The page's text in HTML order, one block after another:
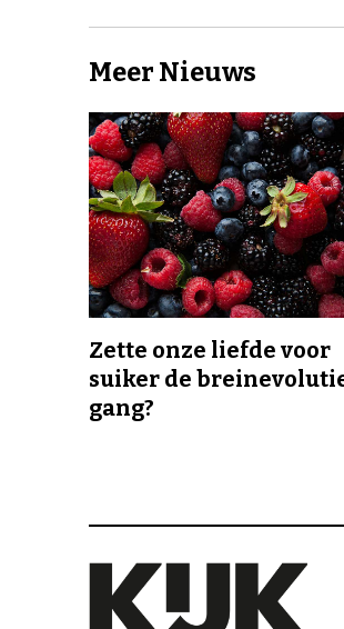
Meer Nieuws
Zette onze liefde voor
suiker de
gang?